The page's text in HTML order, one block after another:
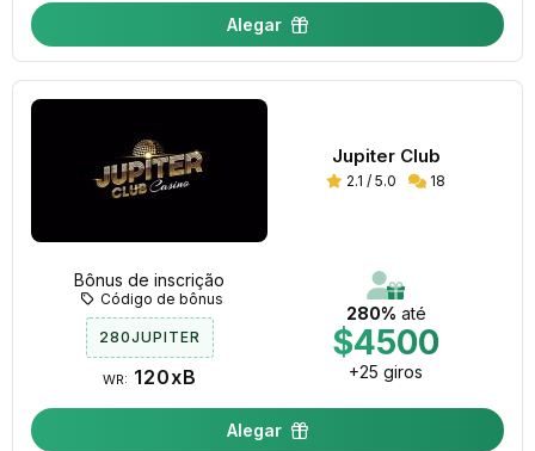
Alegar
Jupiter Club
2.1 / 5.0 18
280% até
$4500
+25 giros
Bônus de inscrição
Código de bônus
280JUPITER
WR: 120xB
Alegar